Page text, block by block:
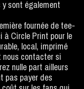
y sont également
fournée de tee-
à Circle Print pour le
local, imprimé
contacter si
nulle part ailleurs
pas payer des